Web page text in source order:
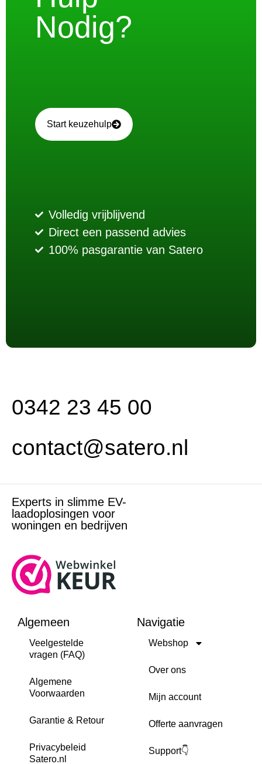
Nodig?
Start keuzehulp
Volledig vrijblijvend
Direct een passend advies
100% pasgarantie van Satero
0342 23 45 00
contact@satero.nl
Experts in slimme EV-
laadoplosingen voor
woningen en bedrijven
Algemeen
Veelgestelde
vragen (FAQ)
Algemene
Voorwaarden
Garantie & Retour
Privacybeleid
Satero.nl
Navigatie
Webshop
Over ons
Mijn account
Offerte aanvragen
Support👇